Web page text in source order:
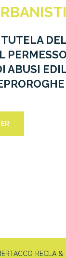
ABUSI
RECLA &